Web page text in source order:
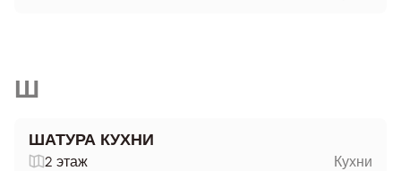
Ш
ШАТУРА КУХНИ
2 этаж Кухни